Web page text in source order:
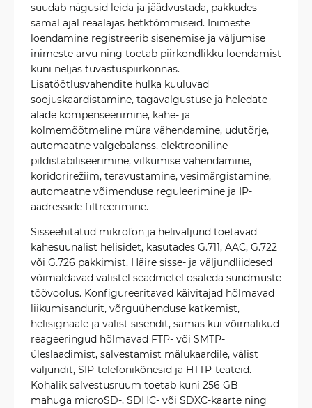
suudab nägusid leida ja jäädvustada, pakkudes
samal ajal reaalajas hetktõmmiseid. Inimeste
loendamine registreerib sisenemise ja väljumise
inimeste arvu ning toetab piirkondlikku loendamist
kuni neljas tuvastuspiirkonnas.
Lisatöötlusvahendite hulka kuuluvad
soojuskaardistamine, tagavalgustuse ja heledate
alade kompenseerimine, kahe- ja
kolmemõõtmeline müra vähendamine, udutõrje,
automaatne valgebalanss, elektrooniline
pildistabiliseerimine, vilkumise vähendamine,
koridorirežiim, teravustamine, vesimärgistamine,
automaatne võimenduse reguleerimine ja IP-
aadresside filtreerimine.
Sisseehitatud mikrofon ja heliväljund toetavad
kahesuunalist helisidet, kasutades G.711, AAC, G.722
või G.726 pakkimist. Häire sisse- ja väljundliidesed
võimaldavad välistel seadmetel osaleda sündmuste
töövoolus. Konfigureeritavad käivitajad hõlmavad
liikumisandurit, võrguühenduse katkemist,
helisignaale ja välist sisendit, samas kui võimalikud
reageeringud hõlmavad FTP- või SMTP-
üleslaadimist, salvestamist mälukaardile, välist
väljundit, SIP-telefonikõnesid ja HTTP-teateid.
Kohalik salvestusruum toetab kuni 256 GB
mahuga microSD-, SDHC- või SDXC-kaarte ning